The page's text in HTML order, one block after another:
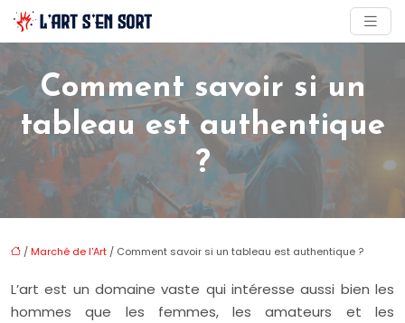
Comment savoir si un
tableau est authentique
?
/ Marché de l'Art / Comment savoir si un tableau est authentique ?
L’art est un domaine vaste qui intéresse aussi bien les
hommes que les femmes, les amateurs et les